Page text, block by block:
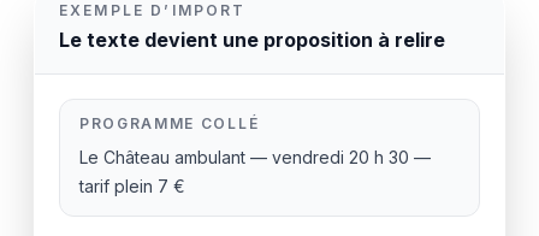
EXEMPLE D’IMPORT
Le texte devient une proposition à relire
PROGRAMME COLLÉ
Le Château ambulant — vendredi 20 h 30 —
tarif plein 7 €